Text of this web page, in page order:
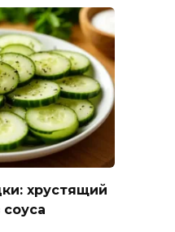
хрустящий